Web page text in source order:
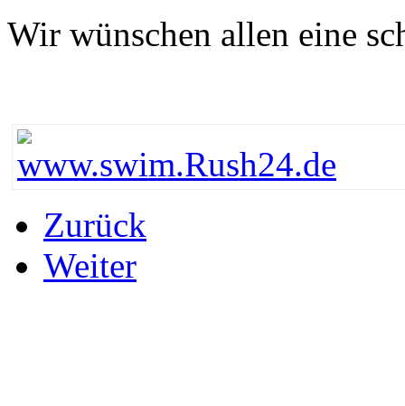
Wir wünschen allen eine
Zurück
Weiter